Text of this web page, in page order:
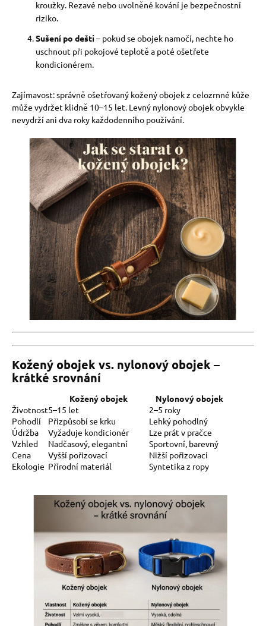
kroužky. Rezavé nebo uvolněné kování je bezpečnostní
riziko.
Sušení po dešti– pokud se obojek namočí, nechte ho
uschnout při pokojové teplotě a poté ošetřete
kondicionérem.
Zajímavost: správně ošetřovaný kožený obojek z celozrnné kůže
může vydržet klidně 10–15 let. Levný nylonový obojek obvykle
nevydrží ani dva roky každodenního používání.
Kožený obojek vs. nylonový obojek –
krátké srovnání
Kožený obojek
Nylonový obojek
Životnost5–15 let
2–5 roky
Pohodlí
Přizpůsobí se krku
Lehký pohodlný
Údržba
Vyžaduje kondicionér
Lze prát v pračce
Vzhled
Nadčasový, elegantní
Sportovní, barevný
Cena
Vyšší pořizovací
Nižší pořizovací
Ekologie Přírodní materiál Syntetika z ropy